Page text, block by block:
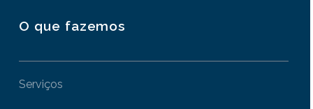
O que fazemos
Serviços